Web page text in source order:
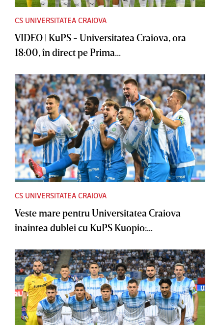
CS UNIVERSITATEA CRAIOVA
VIDEO | KuPS - Universitatea Craiova, ora
18:00, în direct pe Prima...
CS UNIVERSITATEA CRAIOVA
Veste mare pentru Universitatea Craiova
înaintea dublei cu KuPS Kuopio:...